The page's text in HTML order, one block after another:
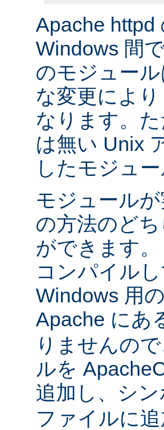
Apache httpd
Windows 間
のモジュー
な変更によ
なります。
は無い Unix
したモジュ
モジュール
の方法のど
ができます
コンパイル
Windows 用
Apache にあ
りませんの
ルを
追加し、シン
ファイルに